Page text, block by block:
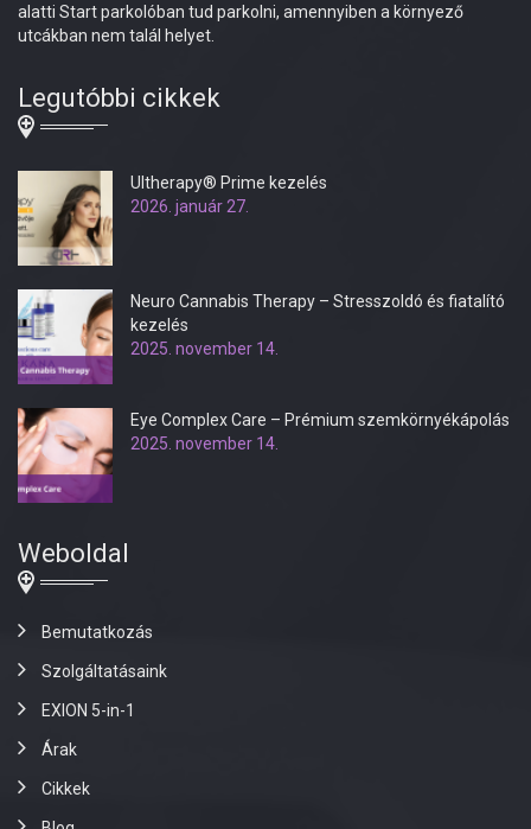
alatti Start parkolóban tud parkolni, amennyiben a környező
utcákban nem talál helyet.
Legutóbbi cikkek
Ultherapy® Prime kezelés
2026. január 27.
Neuro Cannabis Therapy – Stresszoldó és fiatalító
kezelés
2025. november 14.
Eye Complex Care – Prémium szemkörnyékápolás
2025. november 14.
Weboldal
Bemutatkozás
Szolgáltatásaink
EXION 5-in-1
Árak
Cikkek